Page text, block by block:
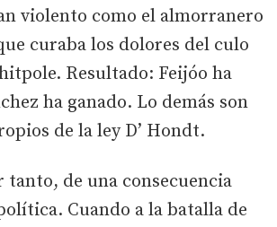
violento como el almorranero
curaba los dolores del culo
Resultado: Feijóo ha
ha ganado. Lo demás son
de la ley D’ Hondt.
tanto, de una consecuencia
Cuando a la batalla de